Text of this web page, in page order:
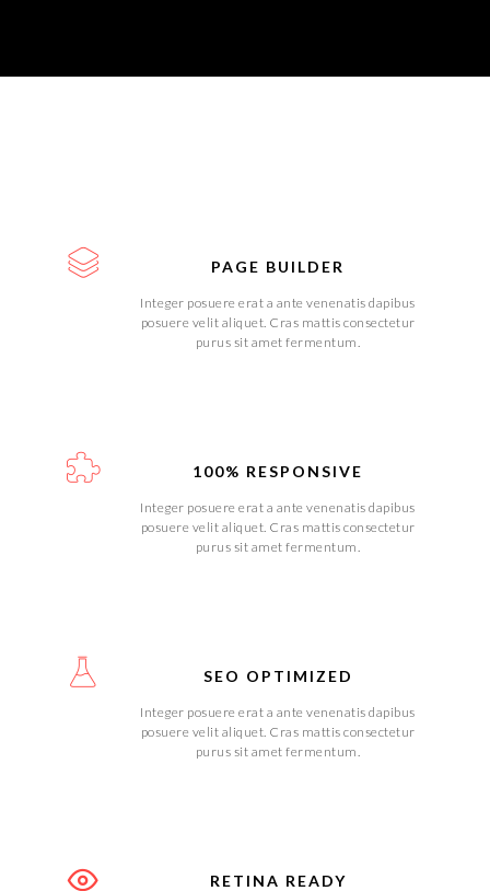
PAGE BUILDER
Integer posuere erat a ante venenatis dapibus
posuere velit aliquet. Cras mattis consectetur
purus sit amet fermentum.
100% RESPONSIVE
Integer posuere erat a ante venenatis dapibus
posuere velit aliquet. Cras mattis consectetur
purus sit amet fermentum.
SEO OPTIMIZED
Integer posuere erat a ante venenatis dapibus
posuere velit aliquet. Cras mattis consectetur
purus sit amet fermentum.
RETINA READY